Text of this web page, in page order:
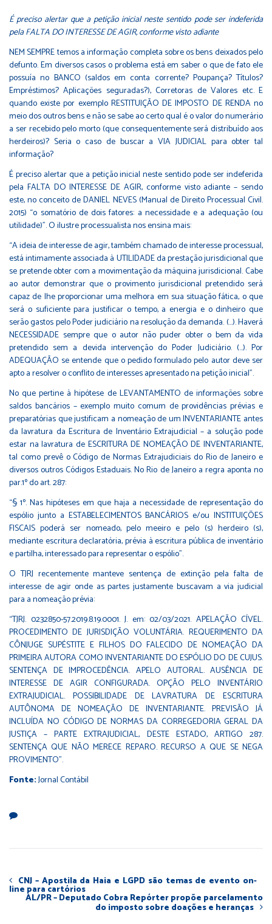
É preciso alertar que a petição inicial neste sentido pode ser indeferida
pela FALTA DO INTERESSE DE AGIR, conforme visto adiante
NEM SEMPRE temos a informação completa sobre os bens deixados pelo
defunto. Em diversos casos o problema está em saber o que de fato ele
possuía no BANCO (saldos em conta corrente? Poupança? Títulos?
Empréstimos? Aplicações seguradas?), Corretoras de Valores etc. E
quando existe por exemplo RESTITUIÇÃO DE IMPOSTO DE RENDA no
meio dos outros bens e não se sabe ao certo qual é o valor do numerário
a ser recebido pelo morto (que consequentemente será distribuído aos
herdeiros)? Seria o caso de buscar a VIA JUDICIAL para obter tal
informação?
É preciso alertar que a petição inicial neste sentido pode ser indeferida
pela FALTA DO INTERESSE DE AGIR, conforme visto adiante – sendo
este, no conceito de DANIEL NEVES (Manual de Direito Processual Civil.
2015) “o somatório de dois fatores: a necessidade e a adequação (ou
utilidade)”. O ilustre processualista nos ensina mais:
“A ideia de interesse de agir, também chamado de interesse processual,
está intimamente associada à UTILIDADE da prestação jurisdicional que
se pretende obter com a movimentação da máquina jurisdicional. Cabe
ao autor demonstrar que o provimento jurisdicional pretendido será
capaz de lhe proporcionar uma melhora em sua situação fática, o que
será o suficiente para justificar o tempo, a energia e o dinheiro que
serão gastos pelo Poder judiciário na resolução da demanda. (…). Haverá
NECESSIDADE sempre que o autor não puder obter o bem da vida
pretendido sem a devida intervenção do Poder Judiciário. (…). Por
ADEQUAÇÃO se entende que o pedido formulado pelo autor deve ser
apto a resolver o conflito de interesses apresentado na petição inicial”.
No que pertine à hipótese de LEVANTAMENTO de informações sobre
saldos bancários – exemplo muito comum de providências prévias e
preparatórias que justificam a nomeação de um INVENTARIANTE antes
da lavratura da Escritura de Inventário Extrajudicial – a solução pode
estar na lavratura de ESCRITURA DE NOMEAÇÃO DE INVENTARIANTE,
tal como prevê o Código de Normas Extrajudiciais do Rio de Janeiro e
diversos outros Códigos Estaduais. No Rio de Janeiro a regra aponta no
par.1º do art. 287:
“§ 1º. Nas hipóteses em que haja a necessidade de representação do
espólio junto a ESTABELECIMENTOS BANCÁRIOS e/ou INSTITUIÇÕES
FISCAIS poderá ser nomeado, pelo meeiro e pelo (s) herdeiro (s),
mediante escritura declaratória, prévia à escritura pública de inventário
e partilha, interessado para representar o espólio”.
O TJRJ recentemente manteve sentença de extinção pela falta de
interesse de agir onde as partes justamente buscavam a via judicial
para a nomeação prévia:
“TJRJ. 0232850-57.2019.8.19.0001. J. em: 02/03/2021. APELAÇÃO CÍVEL.
PROCEDIMENTO DE JURISDIÇÃO VOLUNTÁRIA. REQUERIMENTO DA
CÔNJUGE SUPÉSTITE E FILHOS DO FALECIDO DE NOMEAÇÃO DA
PRIMEIRA AUTORA COMO INVENTARIANTE DO ESPÓLIO DO DE CUJUS.
SENTENÇA DE IMPROCEDÊNCIA. APELO AUTORAL. AUSÊNCIA DE
INTERESSE DE AGIR CONFIGURADA. OPÇÃO PELO INVENTÁRIO
EXTRAJUDICIAL. POSSIBILIDADE DE LAVRATURA DE ESCRITURA
AUTÔNOMA DE NOMEAÇÃO DE INVENTARIANTE. PREVISÃO JÁ
INCLUÍDA NO CÓDIGO DE NORMAS DA CORREGEDORIA GERAL DA
JUSTIÇA – PARTE EXTRAJUDICIAL, DESTE ESTADO, ARTIGO 287.
SENTENÇA QUE NÃO MERECE REPARO. RECURSO A QUE SE NEGA
PROVIMENTO”.
Fonte:Jornal Contábil
CNJ – Apostila da Haia e LGPD são temas de evento on-
line para cartórios
AL/PR – Deputado Cobra Repórter propõe parcelamento
do imposto sobre doações e heranças